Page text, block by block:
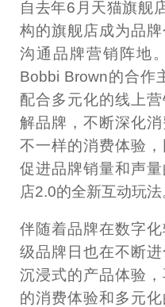
自去年6月天猫旗舰
构的旗舰店成为品
沟通品牌营销阵地
Bobbi Brown的合作
配合多元化的线上
解品牌，不断深化
不一样的消费体验
促进品牌销量和声
店2.0的全新互动玩法
伴随着品牌在数字
级品牌日也在不断
沉浸式的产品体验
的消费体验和多元